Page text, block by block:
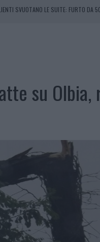
SVUOTANO LE SUITE: FURTO DA
su Olbia,